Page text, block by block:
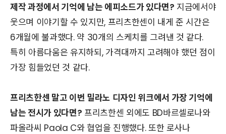
제작 과정에서 기억에 남는 에피소드가 있다면? 지금에서야
웃으며 이야기할 수 있지만, 프리츠한센이 내게 준 시간은
6개월에 불과했다. 약 30개의 스케치를 그려낸 것 같다.
특히 아름다움은 유지하되, 가격대까지 고려해야 했던 점이
가장 힘들었던 것 같다.
프리츠한센 말고 이번 밀라노 디자인 위크에서 가장 기억에
남는 전시가 있다면? 프리츠한센 외에도 BD바르셀로나와
파올라씨 Paola C와 협업을 진행했다. 또한 로사나